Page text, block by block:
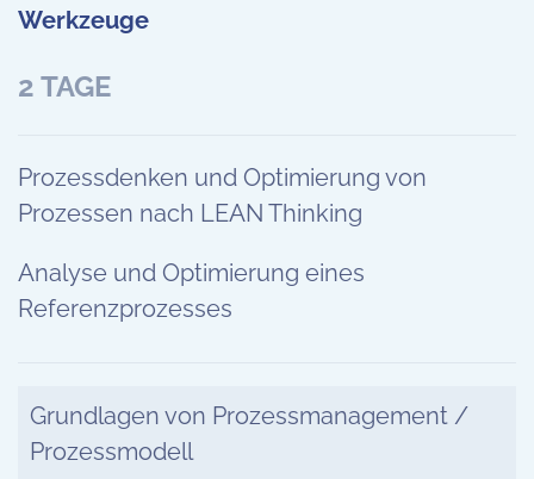
Werkzeuge
2 TAGE
Prozessdenken und Optimierung von
Prozessen nach LEAN Thinking
Analyse und Optimierung eines
Referenzprozesses
Grundlagen von Prozessmanagement /
Prozessmodell